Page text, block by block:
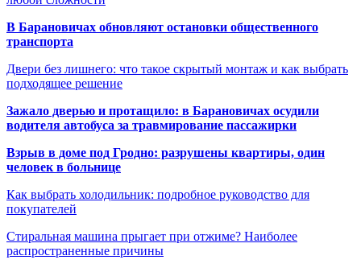
В Барановичах обновляют остановки общественного
транспорта
Двери без лишнего: что такое скрытый монтаж и как выбрать
подходящее решение
Зажало дверью и протащило: в Барановичах осудили
водителя автобуса за травмирование пассажирки
Взрыв в доме под Гродно: разрушены квартиры, один
человек в больнице
Как выбрать холодильник: подробное руководство для
покупателей
Стиральная машина прыгает при отжиме? Наиболее
распространенные причины